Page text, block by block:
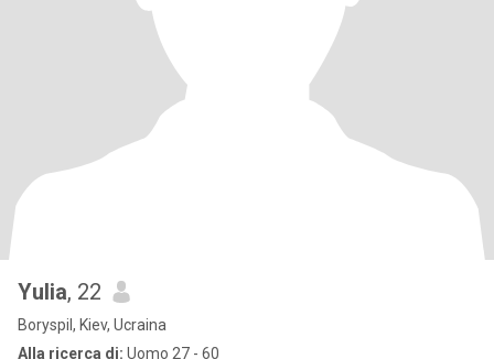
Yulia, 22
Boryspil, Kiev, Ucraina
Alla ricerca di: Uomo 27 - 60